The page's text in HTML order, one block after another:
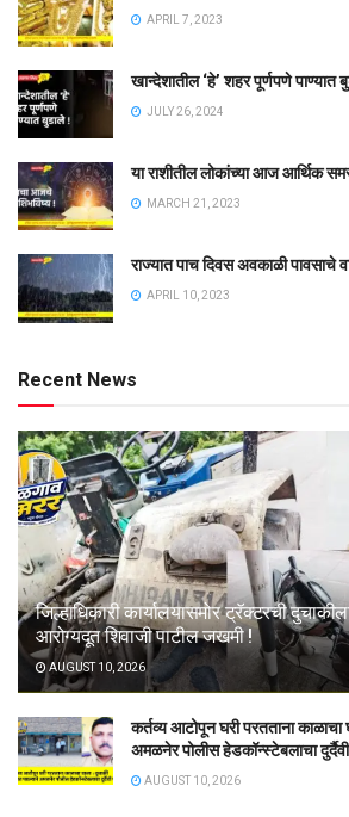
APRIL 7, 2023
खान्देशातील ‘हे’ शहर पूर्णपणे पाण्यात
JULY 26, 2024
या राशीतील लोकांच्या आज आर्थिक
MARCH 21, 2023
राज्यात पाच दिवस अवकाळी पावसाचे
APRIL 10, 2023
Recent News
जिल्हाधिकारी कार्यालयासमोर ट्रॅक्टरची
आरोग्यदूत शिवाजी पाटील जखमी !
AUGUST 10, 2026
कर्तव्य आटोपून घरी परतताना काळाचा
अमळनेर पोलीस हेडकॉन्स्टेबलाचा
AUGUST 10, 2026